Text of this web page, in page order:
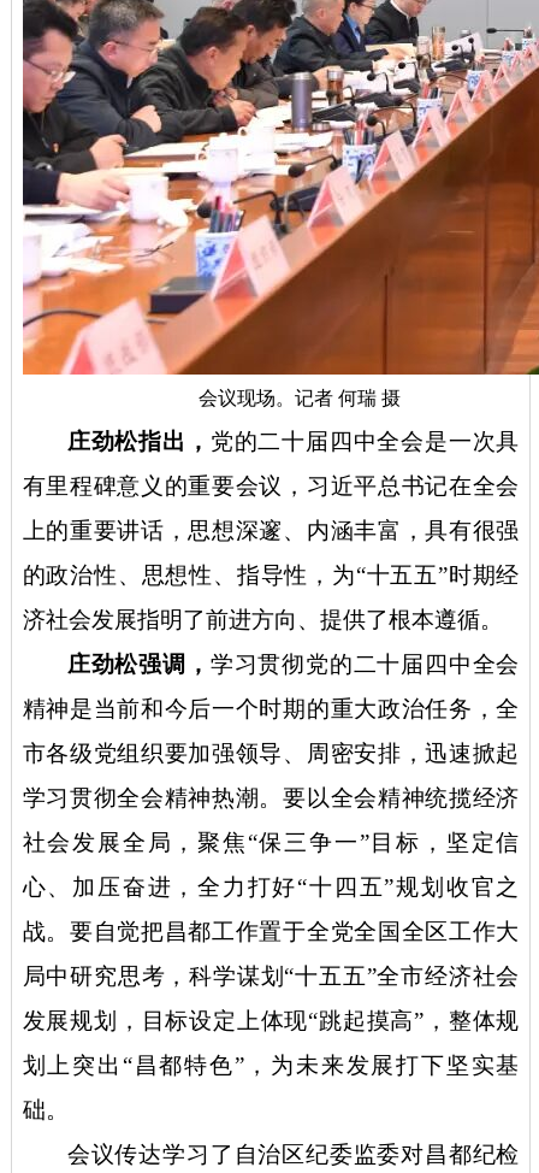
会议现场。记者 何瑞 摄
庄劲松指出， 党的二十届四中全会是一次具
有里程碑意义的重要会议，习近平总书记在全会
上的重要讲话，思想深邃、内涵丰富，具有很强
的政治性、思想性、指导性，为“十五五”时期经
济社会发展指明了前进方向、提供了根本遵循。
庄劲松强调， 学习贯彻党的二十届四中全会
精神是当前和今后一个时期的重大政治任务，全
市各级党组织要加强领导、周密安排，迅速掀起
学习贯彻全会精神热潮。要以全会精神统揽经济
社会发展全局，聚焦“保三争一”目标，坚定信
心、加压奋进，全力打好“十四五”规划收官之
战。要自觉把昌都工作置于全党全国全区工作大
局中研究思考，科学谋划“十五五”全市经济社会
发展规划，目标设定上体现“跳起摸高”，整体规
划上突出“昌都特色”，为未来发展打下坚实基
础。
会议传达学习了自治区纪委监委对昌都纪检